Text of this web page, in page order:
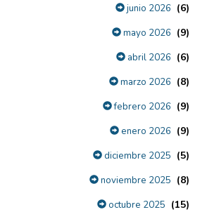
junio 2026 (6)
mayo 2026 (9)
abril 2026 (6)
marzo 2026 (8)
febrero 2026 (9)
enero 2026 (9)
diciembre 2025 (5)
noviembre 2025 (8)
octubre 2025 (15)